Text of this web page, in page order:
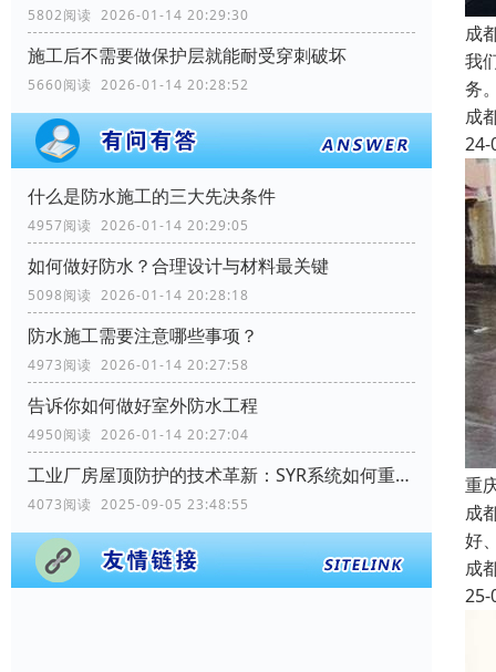
5802阅读 2026-01-14 20:29:30
施工后不需要做保护层就能耐受穿刺破坏
5660阅读 2026-01-14 20:28:52
什么是防水施工的三大先决条件
4957阅读 2026-01-14 20:29:05
如何做好防水？合理设计与材料最关键
5098阅读 2026-01-14 20:28:18
防水施工需要注意哪些事项？
4973阅读 2026-01-14 20:27:58
告诉你如何做好室外防水工程
4950阅读 2026-01-14 20:27:04
工业厂房屋顶防护的技术革新：SYR系统如何重塑行业标准
4073阅读 2025-09-05 23:48:55
成
我
务
成
24-
重
成
好
成
25-